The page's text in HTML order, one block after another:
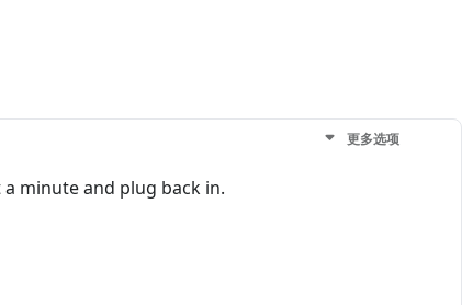
更多选项
minute and plug back in.